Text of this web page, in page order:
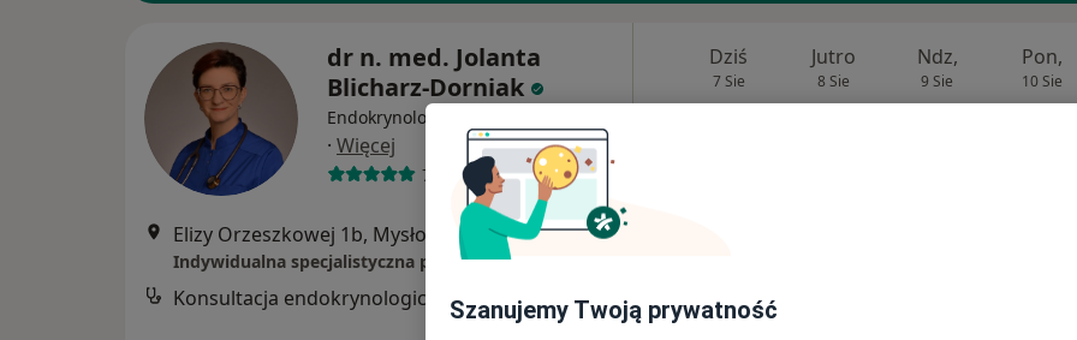
dr n. med. Jolanta
Blicharz-Dorniak
Endokrynolog, Internista, Androlog
· Więcej
704 opinie
Elizy Orzeszkowej 1b, Mysłowice Mapa
Konsultacja endokrynologiczna 350 zł
Dziś
7 Sie
Jutro
8 Sie
Ndz,
9 Sie
Pon,
10 Sie
Szanujemy Twoją prywatność